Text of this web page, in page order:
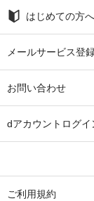
はじめての方へ
メールサービス登
お問い合わせ
dアカウントログイ
ご利用規約